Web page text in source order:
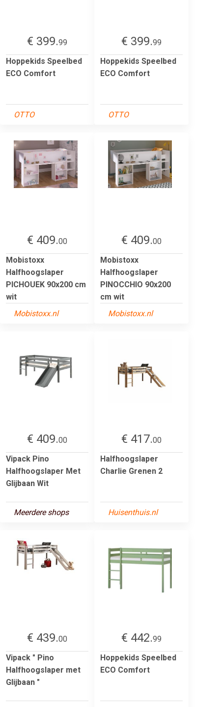
€ 399.99
Hoppekids Speelbed
ECO Comfort
OTTO
€ 399.99
Hoppekids Speelbed
ECO Comfort
OTTO
€ 409.00
Mobistoxx
Halfhoogslaper
PICHOUEK 90x200 cm
wit
Mobistoxx.nl
€ 409.00
Mobistoxx
Halfhoogslaper
PINOCCHIO 90x200
cm wit
Mobistoxx.nl
€ 409.00
Vipack Pino
Halfhoogslaper Met
Glijbaan Wit
Meerdere shops
€ 417.00
Halfhoogslaper
Charlie Grenen 2
Huisenthuis.nl
€ 439.00
Vipack " Pino
Halfhoogslaper met
Glijbaan "
€ 442.99
Hoppekids Speelbed
ECO Comfort